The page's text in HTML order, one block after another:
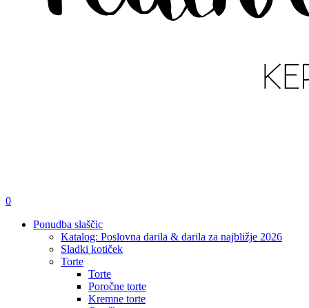
išči
account
0
Ponudba slaščic
Katalog: Poslovna darila & darila za najbližje 2026
Sladki kotiček
Torte
Torte
Poročne torte
Kremne torte